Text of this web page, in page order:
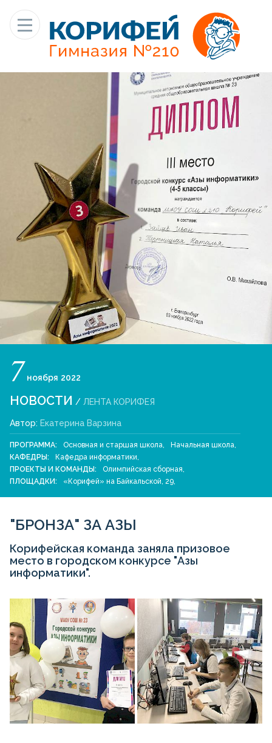
7 ноября 2022
НОВОСТИ / ЛЕНТА КОРИФЕЯ
Автор: Екатерина Варзина
ПРОГРАММА: Основная и старшая школа, Начальная школа,
КАФЕДРЫ:
Кафедра информатики,
ПРОЕКТЫ И КОМАНДЫ:
Олимпийская сборная,
ПЛОЩАДКИ:
«Корифей» на Байкальской, 29,
"БРОНЗА" ЗА АЗЫ
Корифейская команда заняла призовое
место в городском конкурсе "Азы
информатики".